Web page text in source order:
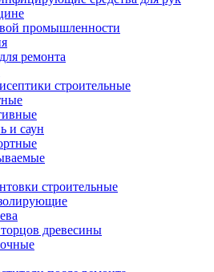
промышленности
ремонта
строительные
и саун
строительные
древесины